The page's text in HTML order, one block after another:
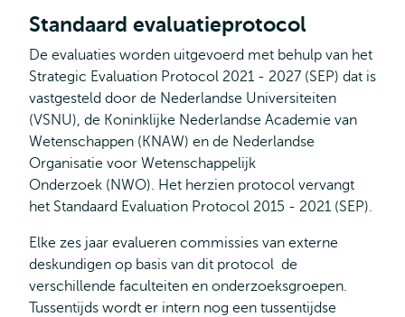
Standaard evaluatieprotocol
De evaluaties worden uitgevoerd met behulp van het
Strategic Evaluation Protocol 2021 - 2027 (SEP) dat is
vastgesteld door de Nederlandse Universiteiten
(VSNU), de Koninklijke Nederlandse Academie van
Wetenschappen (KNAW) en de Nederlandse
Organisatie voor Wetenschappelijk
Onderzoek (NWO). Het herzien protocol vervangt
het Standaard Evaluation Protocol 2015 - 2021 (SEP).
Elke zes jaar evalueren commissies van externe
deskundigen op basis van dit protocol de
verschillende faculteiten en onderzoeksgroepen.
Tussentijds wordt er intern nog een tussentijdse